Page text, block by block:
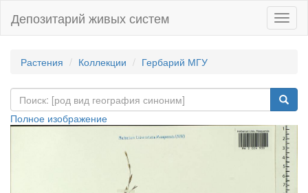
Депозитарий живых систем
Растения Коллекции Гербарий МГУ
Полное изображение